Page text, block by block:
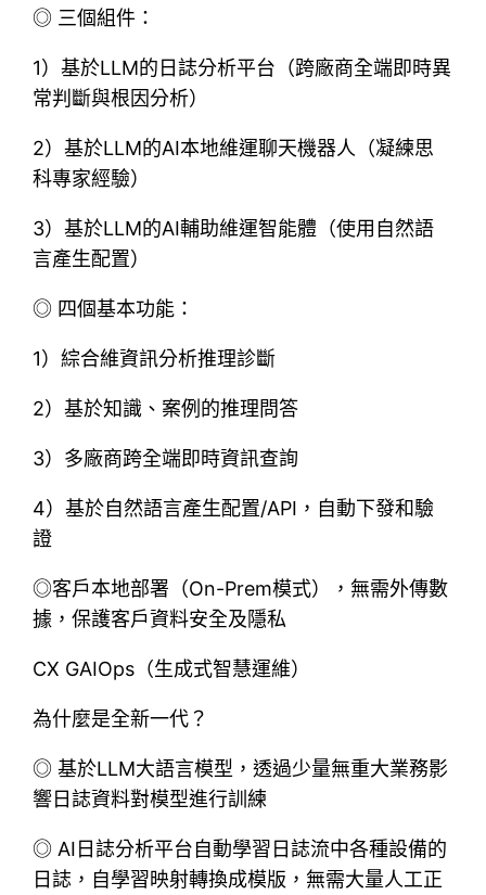
◎ 三個組件：
1）基於LLM的日誌分析平台（跨廠商全端即時異
常判斷與根因分析）
2）基於LLM的AI本地維運聊天機器人（凝練思
科專家經驗）
3）基於LLM的AI輔助維運智能體（使用自然語
言產生配置）
◎ 四個基本功能：
1）綜合維資訊分析推理診斷
2）基於知識、案例的推理問答
3）多廠商跨全端即時資訊查詢
4）基於自然語言產生配置/API，自動下發和驗
證
◎客戶本地部署（On-Prem模式），無需外傳數
據，保護客戶資料安全及隱私
CX GAIOps（生成式智慧運維）
為什麼是全新一代？
◎ 基於LLM大語言模型，透過少量無重大業務影
響日誌資料對模型進行訓練
◎ AI日誌分析平台自動學習日誌流中各種設備的
日誌，自學習映射轉換成模版，無需大量人工正